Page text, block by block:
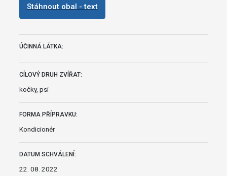
Stáhnout obal - text
ÚČINNÁ LÁTKA:
CÍLOVÝ DRUH ZVÍŘAT:
kočky, psi
FORMA PŘÍPRAVKU:
Kondicionér
DATUM SCHVÁLENÍ:
22. 08. 2022